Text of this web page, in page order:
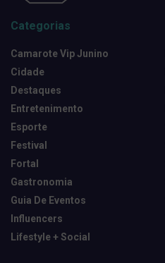
Categorias
Camarote Vip Junino
Cidade
Destaques
Entretenimento
Esporte
Festival
Fortal
Gastronomia
Guia De Eventos
Influencers
Lifestyle + Social